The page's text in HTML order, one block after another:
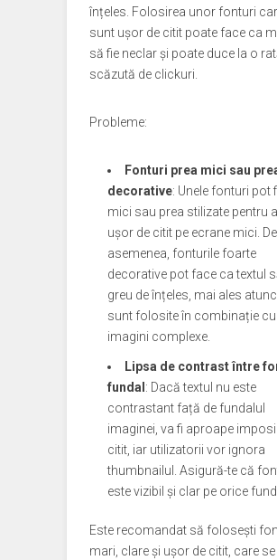
înțeles. Folosirea unor fonturi
sunt ușor de citit poate face ca
să fie neclar și poate duce la o
scăzută de clickuri.
Probleme:
Fonturi prea mici sau
decorative: Unele fonturi pot
mici sau prea stilizate pentru
ușor de citit pe ecrane mici. De
asemenea, fonturile foarte
decorative pot face ca textul
greu de înțeles, mai ales
sunt folosite în combinație cu
imagini complexe.
Lipsa de contrast între
fundal : Dacă textul nu este
contrastant față de fundalul
imaginei, va fi aproape
citit, iar utilizatorii vor ignora
thumbnailul. Asigură-te că
este vizibil și clar pe orice
Este recomandat să folosești
mari, clare și ușor de citit, care se